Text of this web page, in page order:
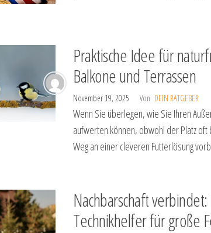
Praktische Idee für
Balkone und Terrassen
November 19, 2025 Von DEIN RATGEBER
Wenn Sie überlegen, wie Sie Ihren
aufwerten können, obwohl der Platz oft
Weg an einer cleveren Futterlösung
Nachbarschaft
Technikhelfer für große